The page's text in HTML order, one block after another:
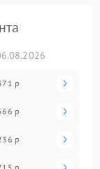
р
р
р